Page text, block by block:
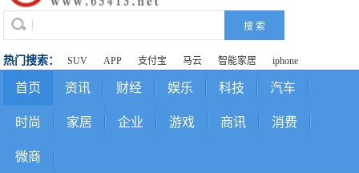
热门搜索： SUV APP 支付宝 马云 智能家居 iphone
首页 资讯 财经 娱乐 科技 汽车
时尚 家居 企业 游戏 商讯 消费
微商